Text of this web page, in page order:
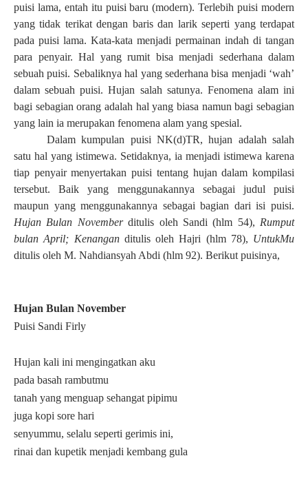
puisi lama, entah itu puisi baru (modern). Terlebih puisi modern
yang tidak terikat dengan baris dan larik seperti yang terdapat
pada puisi lama. Kata-kata menjadi permainan indah di tangan
para penyair. Hal yang rumit bisa menjadi sederhana dalam
sebuah puisi. Sebaliknya hal yang sederhana bisa menjadi ‘wah’
dalam sebuah puisi. Hujan salah satunya. Fenomena alam ini
bagi sebagian orang adalah hal yang biasa namun bagi sebagian
yang lain ia merupakan fenomena alam yang spesial.
Dalam kumpulan puisi NK(d)TR, hujan adalah salah
satu hal yang istimewa. Setidaknya, ia menjadi istimewa karena
tiap penyair menyertakan puisi tentang hujan dalam kompilasi
tersebut. Baik yang menggunakannya sebagai judul puisi
maupun yang menggunakannya sebagai bagian dari isi puisi.
Hujan Bulan Novemberditulis oleh Sandi (hlm 54), Rumput
bulan April; Kenangan ditulis oleh Hajri (hlm 78), UntukMu
ditulis oleh M. Nahdiansyah Abdi (hlm 92). Berikut puisinya,
Hujan Bulan November
Puisi Sandi Firly
Hujan kali ini mengingatkan aku
pada basah rambutmu
tanah yang menguap sehangat pipimu
juga kopi sore hari
senyummu, selalu seperti gerimis ini,
rinai dan kupetik menjadi kembang gula